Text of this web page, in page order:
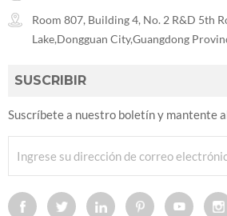
Room 807, Building 4, No. 2 R&D 5th
Lake,Dongguan City,Guangdong
SUSCRIBIR
Suscríbete a nuestro boletín y mantente